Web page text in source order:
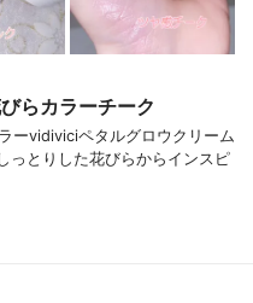
らカラーチーク
ーvidiviciペタルグロウクリーム
っとりした花びらからインスピ